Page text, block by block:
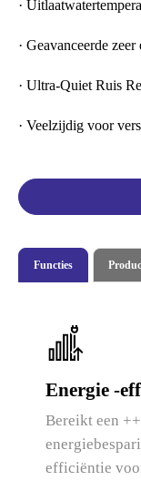
·
· Geavanceerde
· Ultra-Quiet Ruis
· Veelzijdig voor
Functies
Energie -
Bereikt een
efficiëntie